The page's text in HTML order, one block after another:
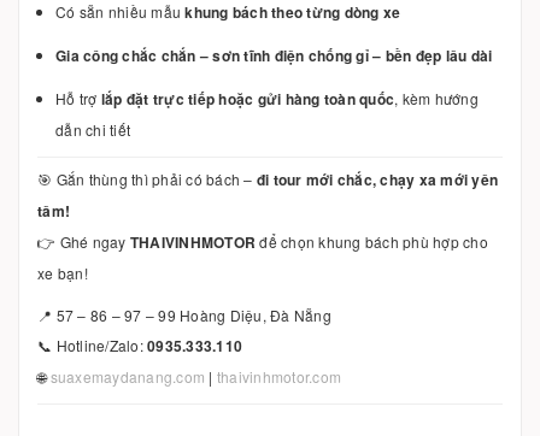
Có sẵn nhiều mẫukhung bách theo từng dòng xe
Gia công chắc chắn – sơn tĩnh điện chống gỉ – bền đẹp lâu dài
Hỗ trợ lắp đặt trực tiếp hoặc gửi hàng toàn quốc, kèm hướng
dẫn chi tiết
🎯 Gắn thùng thì phải có bách – đi tour mới chắc, chạy xa mới yên
tâm!
👉 Ghé ngay THAIVINHMOTOR để chọn khung bách phù hợp cho
xe bạn!
📍 57 – 86 – 97 – 99 Hoàng Diệu, Đà Nẵng
📞 Hotline/Zalo:0935.333.110
🌐suaxemaydanang.com | thaivinhmotor.com